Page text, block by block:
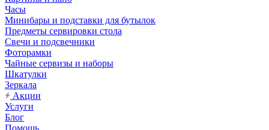
Часы
Минибары и подставки для бутылок
Предметы сервировки стола
Свечи и подсвечники
Фоторамки
Чайные сервизы и наборы
Шкатулки
Зеркала
Акции
Услуги
Блог
Помощь